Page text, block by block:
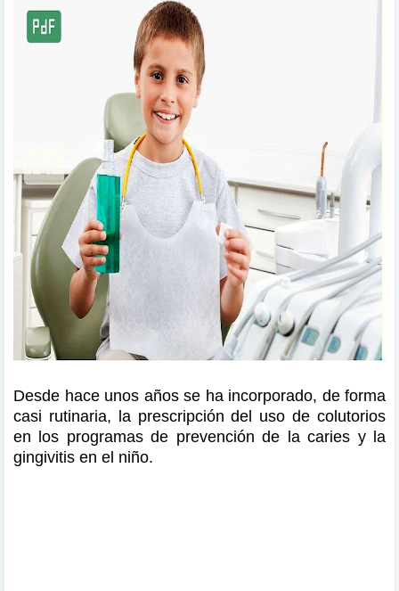
Desde hace unos años se ha incorporado, de forma
casi rutinaria, la prescripción del uso de colutorios
en los programas de prevención de la caries y la
gingivitis en el niño.